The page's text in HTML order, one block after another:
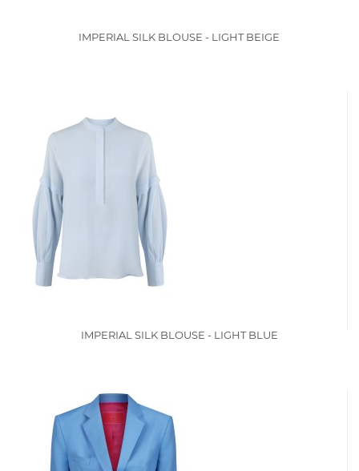
IMPERIAL SILK BLOUSE - LIGHT BEIGE
IMPERIAL SILK BLOUSE - LIGHT BLUE